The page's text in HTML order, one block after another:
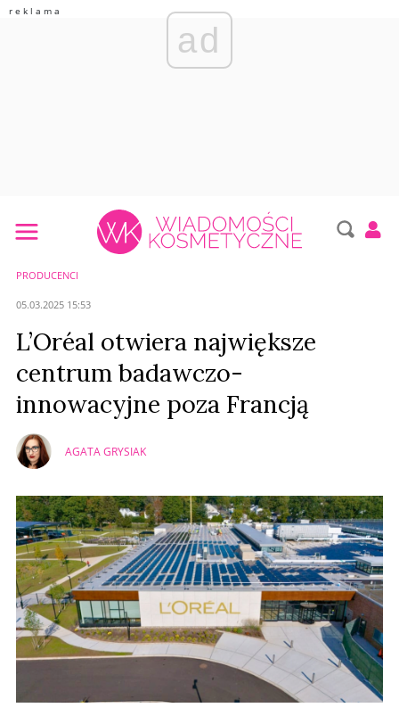
ad
PRODUCENCI
05.03.2025 15:53
L’Oréal otwiera największe
centrum badawczo-
innowacyjne poza Francją
AGATA GRYSIAK